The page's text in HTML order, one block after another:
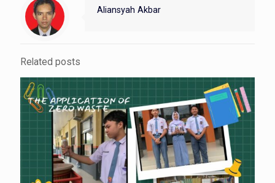
Aliansyah Akbar
Related posts